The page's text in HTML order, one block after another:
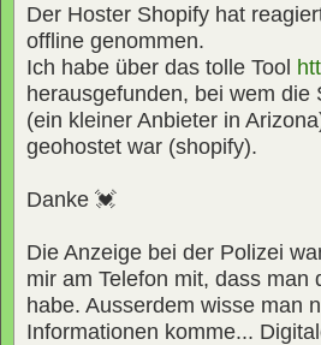
Der Hoster Shopify hat
offline genommen.
Ich habe über das tolle Tool
herausgefunden, bei wem die
(ein kleiner Anbieter in
geohostet war (shopify).
Danke 💓
Die Anzeige bei der Polizei
mir am Telefon mit, dass man
habe. Ausserdem wisse man
Informationen komme...